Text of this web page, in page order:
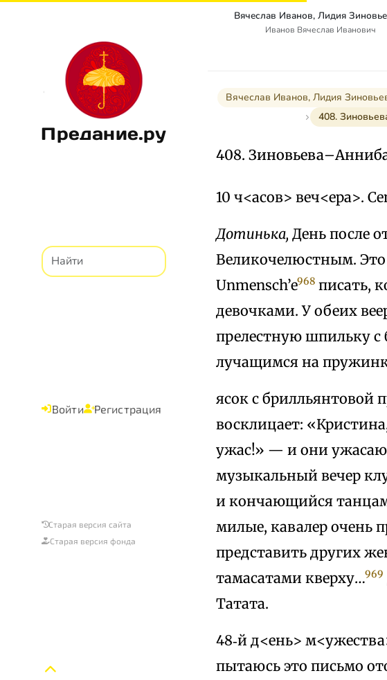
Предание.ру
Войти Регистрация
Старая версия сайта
Старая версия фонда
Иванов Вячеслав Иванович
Вячеслав Иванов, Лидия
408.
408.
10 ч<асов> веч<ера>.
Дотинька, День после
Великочелюстным.
Unmensch’e968писать,
девочками. У обеих
прелестную шпильку
лучащимся на
ясок с брилльянтовой
восклицает:
ужас!» — и они
музыкальный вечер
и кончающийся
милые, кавалер очень
представить других
тамасатами кверху…969
Татата.
48‑й д<ень>
пытаюсь это письмо